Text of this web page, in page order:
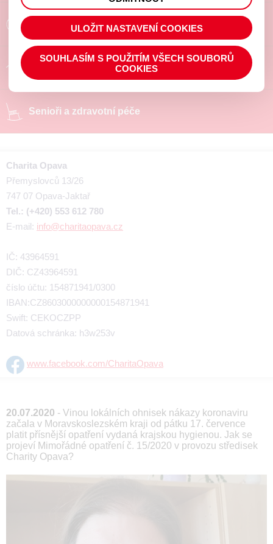
Poradíme a pomůžeme
Chráněné pracoviště
Senioři a zdravotní péče
Charita Opava
Přemyslovců 13/26
747 07 Opava-Jaktař
Tel.: (+420) 553 612 780
E-mail: info@charitaopava.cz
IČ: 43964591
DIČ: CZ43964591
číslo účtu: 154871941/0300
IBAN:CZ8603000000000154871941
Swift: CEKOCZPP
Datová schránka: h3w253v
www.facebook.com/CharitaOpava
20.07.2020 - Vinou lokálních ohnisek nákazy koronaviru
začala v Moravskoslezském kraji od pátku 17. července
platit přísnější opatření vydaná krajskou hygienou. Jak se
projeví Mimořádné opatření č. 15/2020 v provozu středisek
Charity Opava?
prohlížené zboží apod.
ULOŽIT NASTAVENÍ COOKIES
SOUHLASÍM S POUŽITÍM VŠECH SOUBORŮ
COOKIES